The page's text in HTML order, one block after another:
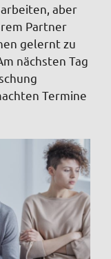
aber
Partner
gelernt zu
nächsten Tag
Termine